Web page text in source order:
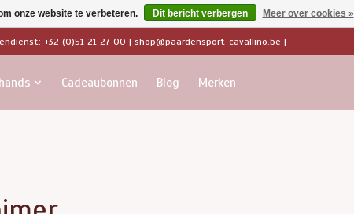
+32 (0)51 21 27 00 | shop@paardensport-cavallino.be |
Cadeaubonnen Blog Merken
onze website te verbeteren. Dit bericht verbergen Meer over cookies »